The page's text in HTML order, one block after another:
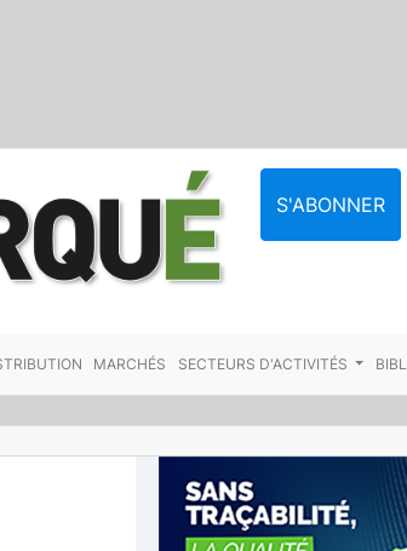
S'ABONNER
MARCHÉS SECTEURS D'ACTIVITÉS